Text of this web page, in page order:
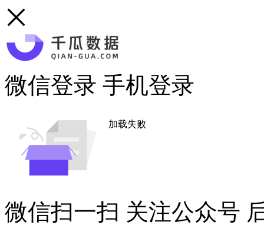
微信登录 手机登录
加载失败
微信扫一扫 关注公众号